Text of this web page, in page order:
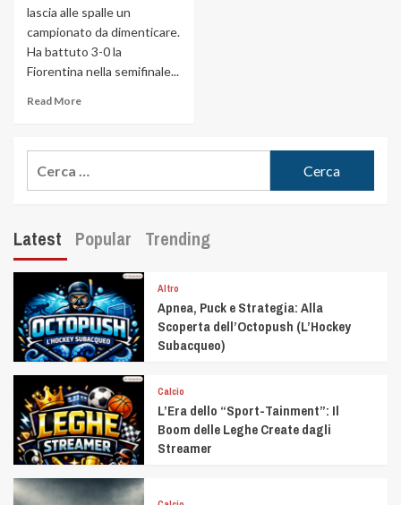
lascia alle spalle un
campionato da dimenticare.
Ha battuto 3-0 la
Fiorentina nella semifinale...
Read More
Latest Popular Trending
Altro
Apnea, Puck e Strategia: Alla
Scoperta dell’Octopush (L’Hockey
Subacqueo)
Calcio
L’Era dello “Sport-Tainment”: Il
Boom delle Leghe Create dagli
Streamer